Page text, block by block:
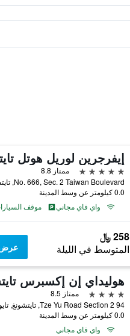
5 نجوم
ممتاز 8.8
No. 666, Sec. 2 Taiwan Boulevard, تايتشونغ, تايوان
0.0 كيلومتر عن وسط المدينة
واي فاي مجاني
موقف
258 ﷼
المتوسط في الليلة عرض
4 نجوم
ممتاز 8.5
94 Tze Yu Road Section 2, تايتشونغ, تايوان
0.0 كيلومتر عن وسط المدينة
واي فاي مجاني